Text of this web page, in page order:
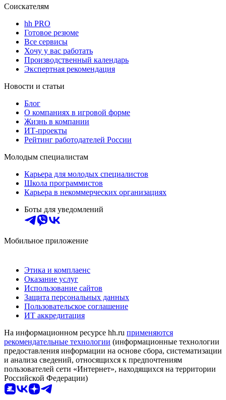
Соискателям
hh PRO
Готовое резюме
Все сервисы
Хочу у вас работать
Производственный календарь
Экспертная рекомендация
Новости и статьи
Блог
О компаниях в игровой форме
Жизнь в компании
ИТ-проекты
Рейтинг работодателей России
Молодым специалистам
Карьера для молодых специалистов
Школа программистов
Карьера в некоммерческих организациях
Боты для уведомлений
Мобильное приложение
Этика и комплаенс
Оказание услуг
Использование сайтов
Защита персональных данных
Пользовательское соглашение
ИТ аккредитация
На информационном ресурсе hh.ru применяются
рекомендательные технологии (информационные технологии
предоставления информации на основе сбора, систематизации
и анализа сведений, относящихся к предпочтениям
пользователей сети «Интернет», находящихся на территории
Российской Федерации)